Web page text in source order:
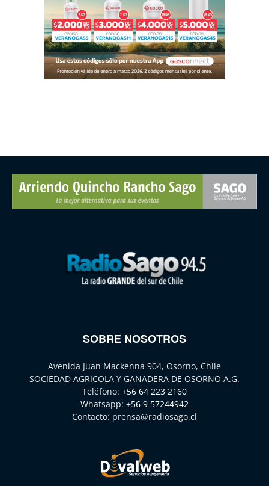
SOBRE NOSOTROS
Avenida Juan Mackenna 904, Osorno, Chile
SOCIEDAD AGRICOLA Y GANADERA DE OSORNO A.G.
Teléfono: +56 64 223 2160
Whatsapp: +56 9 57244942
Contacto: prensa@radiosago.cl